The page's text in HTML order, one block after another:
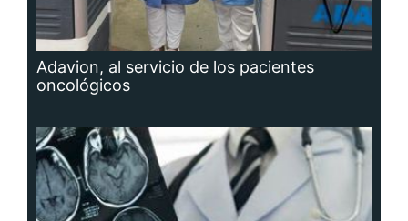
Adavion, al servicio de los pacientes
oncológicos